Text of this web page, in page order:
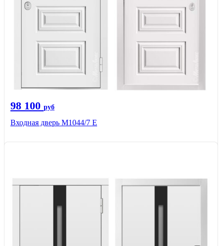
98 100 руб
Входная дверь М1044/7 Е